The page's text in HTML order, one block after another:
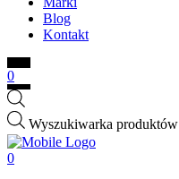
Blog
Kontakt
0
Wyszukiwarka produktów
0